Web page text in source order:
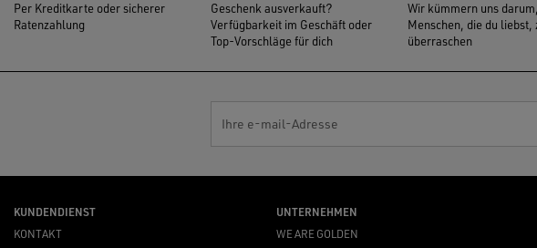
Per Kreditkarte oder sicherer
Ratenzahlung
Geschenk ausverkauft?
Verfügbarkeit im Geschäft oder
Top-Vorschläge für dich
Wir kümmern uns
Menschen, die du liebst,
überraschen
Ihre e-mail-Adresse
KUNDENDIENST
KONTAKT
UNTERNEHMEN
WE ARE GOLDEN